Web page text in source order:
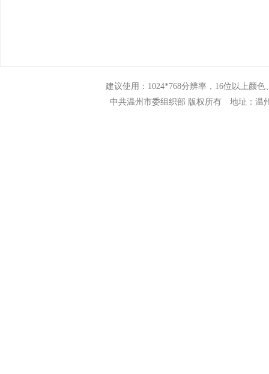
建议使用：1024*768分辨率，16位以上颜
中共温州市委组织部 版权所有 地址：温